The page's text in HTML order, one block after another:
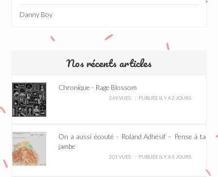
Danny Boy
Nos récents articles
Chronique - Rage Blossom
249 VUES PUBLIÉE IL Y A 2 JOURS
On a aussi écouté - Roland Adhésif – Pense à ta
jambe
201 VUES PUBLIÉE IL Y A 3 JOURS